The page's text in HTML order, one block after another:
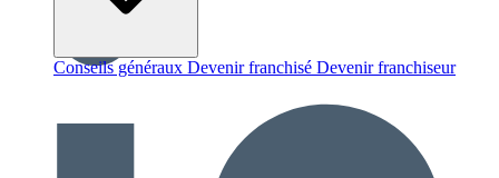
Conseils généraux Devenir franchisé Devenir franchiseur